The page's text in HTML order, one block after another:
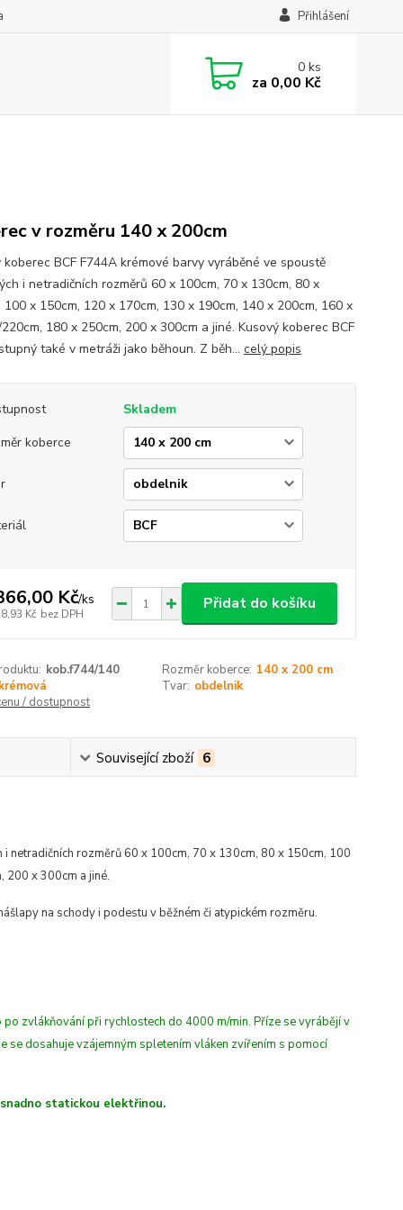
Přihlášení
0ks
za 0,00 Kč
v rozměru 140 x 200cm
koberec BCF F744A krémové barvy vyráběné ve spoustě
i netradičních rozměrů 60 x 100cm, 70 x 130cm, 80 x
100 x 150cm, 120 x 170cm, 130 x 190cm, 140 x 200cm, 160 x
180 x 250cm, 200 x 300cm a jiné. Kusový koberec BCF
také v metráži jako běhoun. Z běh... celý popis
Skladem
koberce
Kč/ks
Kč bez DPH
Přidat do košíku
kob.f744/140 Rozměr koberce: 140 x 200 cm
krémová Tvar: obdelnik
/ dostupnost
Související zboží 6
i netradičních rozměrů 60 x 100cm, 70 x 130cm, 80 x 150cm, 100
200 x 300cm a jiné.
na schody i podestu v běžném či atypickém rozměru.
po zvlákňování při rychlostech do 4000 m/min. Příze se vyrábějí v
dosahuje vzájemným spletením vláken zvířením s pomocí
statickou elektřinou.